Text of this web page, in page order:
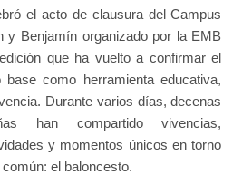
el acto de clausura del Campus
y Benjamín organizado por la EMB
que ha vuelto a confirmar el
como herramienta educativa,
Durante varios días, decenas
han compartido vivencias,
y momentos únicos en torno
el baloncesto.